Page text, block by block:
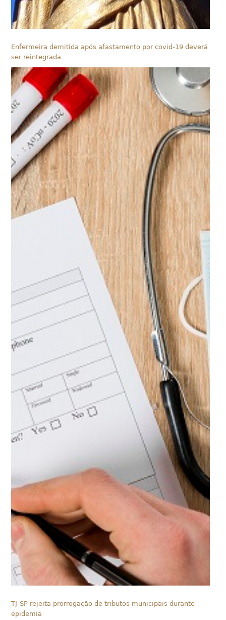
Enfermeira demitida após afastamento por covid-19 deverá
ser reintegrada
TJ-SP rejeita prorrogação de tributos municipais durante
epidemia